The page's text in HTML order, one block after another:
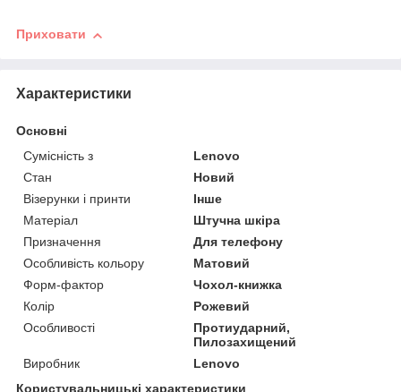
Приховати
Характеристики
Основні
Сумісність з
Lenovo
Стан
Новий
Візерунки і принти
Інше
Матеріал
Штучна шкіра
Призначення
Для телефону
Особливість кольору
Матовий
Форм-фактор
Чохол-книжка
Колір
Рожевий
Особливості
Протиударний,
Пилозахищений
Виробник
Lenovo
Користувальницькі характеристики